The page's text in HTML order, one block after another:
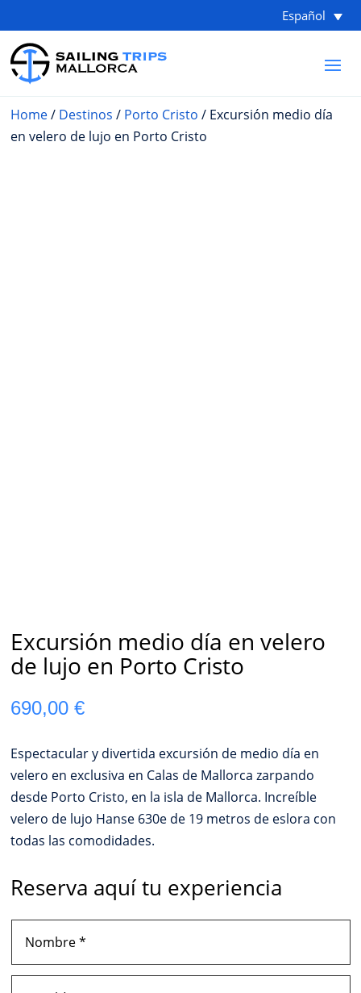
Español
Home/ Destinos / Porto Cristo / Excursión medio día
en velero de lujo en Porto Cristo
Excursión medio día en velero
de lujo en Porto Cristo
690,00€
Espectacular y divertida excursión de medio día en
velero en exclusiva en Calas de Mallorca zarpando
desde Porto Cristo, en la isla de Mallorca. Increíble
velero de lujo Hanse 630e de 19 metros de eslora con
todas las comodidades.
Reserva aquí tu experiencia